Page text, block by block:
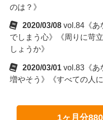
のは？》
2020/03/08 vol.84《あ
でしまう心》《周りに苛
しょうか》
2020/03/01 vol.83《あ
増やそう》《すべての人
1ヶ月分